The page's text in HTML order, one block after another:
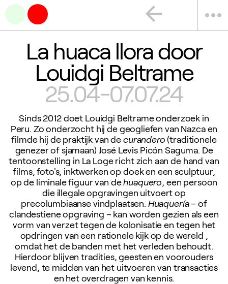
more_horiz
arrow_back
La huaca llora door
Louidgi Beltrame
25.04-07.07.24
Sinds 2012 doet Louidgi Beltrame onderzoek in
Peru. Zo onderzocht hij de geogliefen van Nazca en
filmde hij de praktijk van decurandero(traditionele
genezer of sjamaan) José Levis Picón Saguma. De
tentoonstelling in La Loge richt zich aan de hand van
films, foto's, inktwerken op doek en een sculptuur,
op de liminale figuur van dehuaquero, een persoon
die illegale opgravingen uitvoert op
precolumbiaanse vindplaatsen. Huaquería– of
clandestiene opgraving – kan worden gezien als een
vorm van verzet tegen de kolonisatie en tegen het
opdringen van een rationele kijk op de wereld ,
omdat het de banden met het verleden behoudt.
Hierdoor blijven tradities, geesten en voorouders
levend, te midden van het uitvoeren van transacties
en het overdragen van kennis.